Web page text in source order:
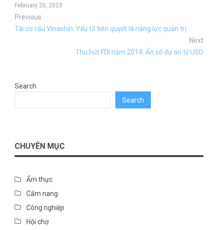
February 20, 2023
Previous
Tái cơ cấu Vinashin: Yếu tố tiên quyết là năng lực quản trị
Next
Thu hút FDI năm 2014: Ẩn số dự án tỷ USD
Search
Search
CHUYÊN MỤC
Ẩm thực
Cẩm nang
Công nghiệp
Hội chợ